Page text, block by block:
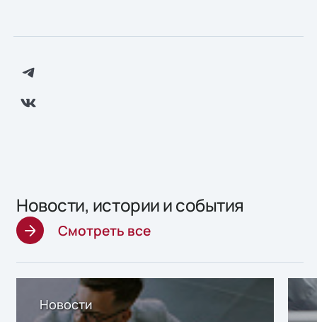
Новости, истории и события
Смотреть все
Новости